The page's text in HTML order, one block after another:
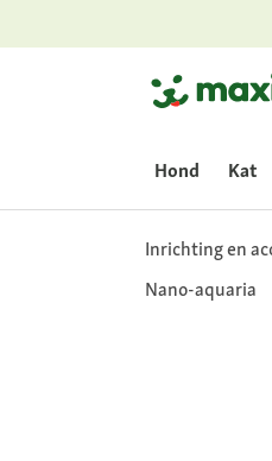
Hond Kat
Inrichting en
Nano-aquaria